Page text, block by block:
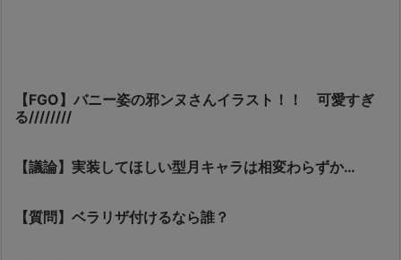
【FGO】バニー姿の邪ンヌさんイラスト！！ 可愛すぎ
る////////
【議論】実装してほしい型月キャラは相変わらずか…
【質問】ベラリザ付けるなら誰？